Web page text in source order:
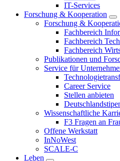
IT-Services
Forschung & Kooperation
Forschung &
Fachbereich
Fachbereich
Fachbereich
Publikationen und
Service für
Career Service
Stellen anbieten
Wissenschaftliche
F3 Fragen an
Offene Werkstatt
InNoWest
SCALE-C
Leben